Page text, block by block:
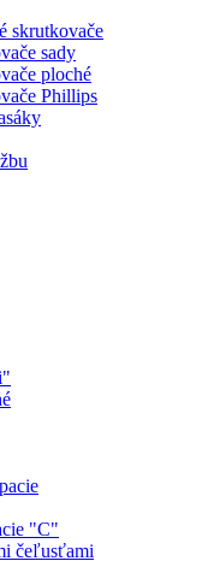
skrutkovače
sady
ploché
Phillips
"C"
čeľusťami